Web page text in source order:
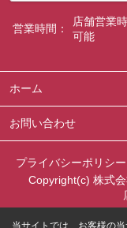
営業時間：
店舗営業
可能
ホーム
お問い合わせ
プライバシーポリシー
Copyright(c) 株式
当サイトでは、お客様の